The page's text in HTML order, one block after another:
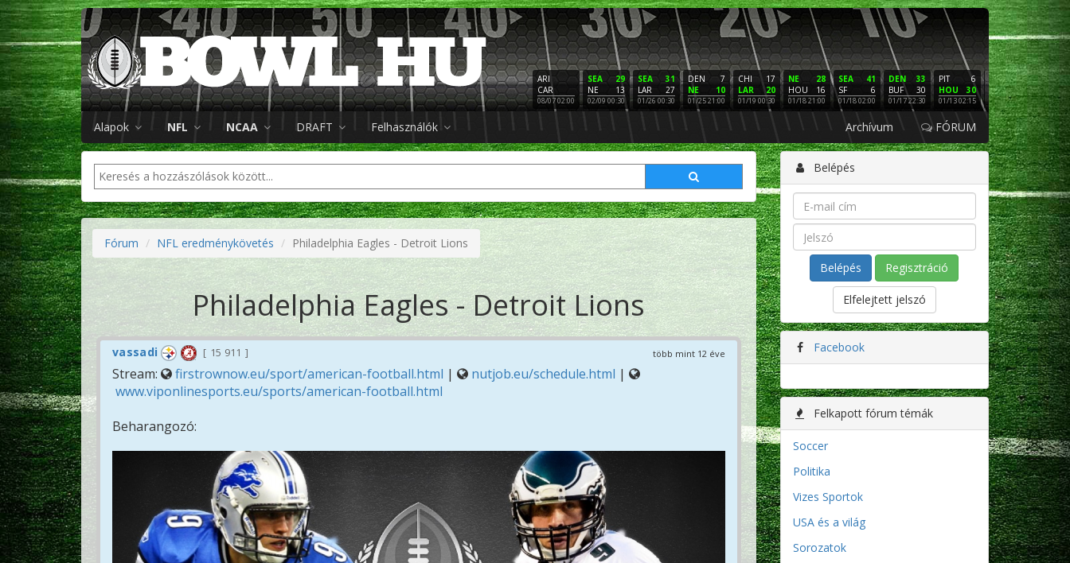
ARI
CAR
08/07 02:00
29
SEA
13
NE
02/09 00:30
31
SEA
27
LAR
01/26 00:30
7
DEN
10
NE
01/25 21:00
17
CHI
20
LAR
01/19 00:30
28
NE
16
HOU
01/18 21:00
41
SEA
6
SF
01/18 02:00
33
DEN
30
BUF
01/17 22:30
6
PIT
30
HOU
01/13 02:15
16
NE
3
LAC
01/12 02:00
PHI
SF
01/11
Alapok NFL NCAA DRAFT Felhasználók Archívum FÓRUM
Fórum NFL eredménykövetés Philadelphia Eagles - Detroit Lions
Philadelphia Eagles - Detroit Lions
több mint 12 éve
vassadi 15 911
Stream: firstrownow.eu/sport/american-football.html | nutjob.eu/schedule.html |
www.viponlinesports.eu/sports/american-football.html
Beharangozó:
Belépés
Regisztráció
Elfelejtett jelszó
Facebook
Felkapott fórum témák
Soccer
Politika
Vizes Sportok
USA és a világ
Sorozatok